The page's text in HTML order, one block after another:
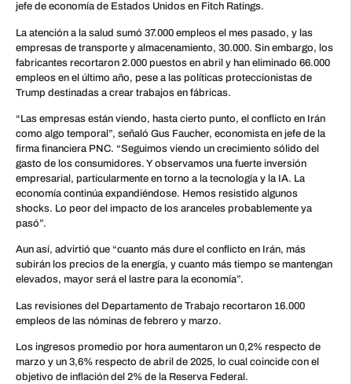
jefe de economía de Estados Unidos en Fitch Ratings.
La atención a la salud sumó 37.000 empleos el mes pasado, y las
empresas de transporte y almacenamiento, 30.000. Sin embargo, los
fabricantes recortaron 2.000 puestos en abril y han eliminado 66.000
empleos en el último año, pese a las políticas proteccionistas de
Trump destinadas a crear trabajos en fábricas.
“Las empresas están viendo, hasta cierto punto, el conflicto en Irán
como algo temporal”, señaló Gus Faucher, economista en jefe de la
firma financiera PNC. “Seguimos viendo un crecimiento sólido del
gasto de los consumidores. Y observamos una fuerte inversión
empresarial, particularmente en torno a la tecnología y la IA. La
economía continúa expandiéndose. Hemos resistido algunos
shocks. Lo peor del impacto de los aranceles probablemente ya
pasó”.
Aun así, advirtió que “cuanto más dure el conflicto en Irán, más
subirán los precios de la energía, y cuanto más tiempo se mantengan
elevados, mayor será el lastre para la economía”.
Las revisiones del Departamento de Trabajo recortaron 16.000
empleos de las nóminas de febrero y marzo.
Los ingresos promedio por hora aumentaron un 0,2% respecto de
marzo y un 3,6% respecto de abril de 2025, lo cual coincide con el
objetivo de inflación del 2% de la Reserva Federal.